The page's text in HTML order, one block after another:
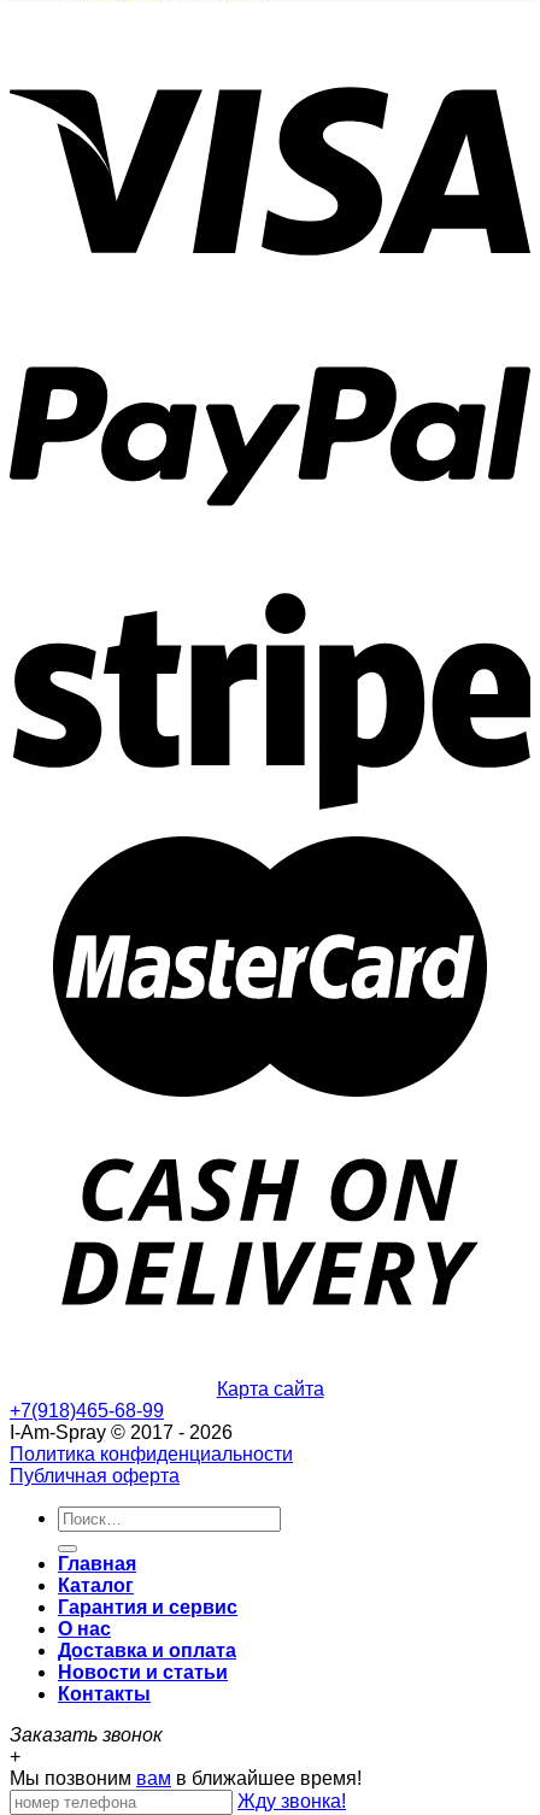
Карта сайта
+7(918)465-68-99
I-Am-Spray © 2017 - 2026
Политика конфиденциальности
Публичная оферта
Главная
Каталог
Гарантия и сервис
О нас
Доставка и оплата
Новости и статьи
Контакты
Заказать звонок
+
Мы позвоним вам в ближайшее время!
Жду звонка!